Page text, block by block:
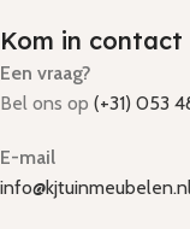
Kom in contact
Een vraag?
Bel ons op (+31) 053
E-mail